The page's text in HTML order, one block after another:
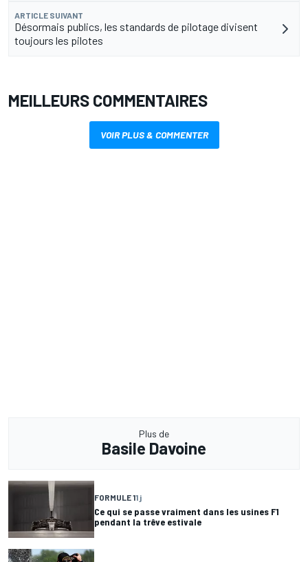
ARTICLE SUIVANT
Désormais publics, les standards de pilotage divisent
toujours les pilotes
MEILLEURS COMMENTAIRES
VOIR PLUS & COMMENTER
Plus de
Basile Davoine
FORMULE 11 j
Ce qui se passe vraiment dans les usines F1
pendant la trêve estivale